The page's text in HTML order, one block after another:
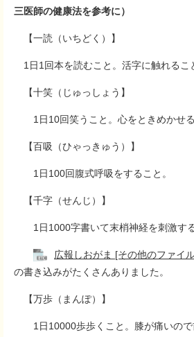
三医師の健康法を参考に）
【一読（いちどく）】
1日1回本を読むこと。活字に触れるこ
【十笑（じゅっしょう】
1日10回笑うこと。心をときめかせる
【百吸（ひゃっきゅう）】
1日100回腹式呼吸をすること。
【千字（せんじ）】
1日1000字書いて末梢神経を刺激する
広報しおがま [その他のファイ
の書き込みがたくさんありました。
【万歩（まんぽ）】
1日10000歩歩くこと。膝が痛いので